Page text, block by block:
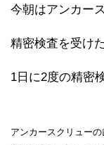
今朝はアンカー
精密検査を受け
1日に2度の精密
アンカースクリュー